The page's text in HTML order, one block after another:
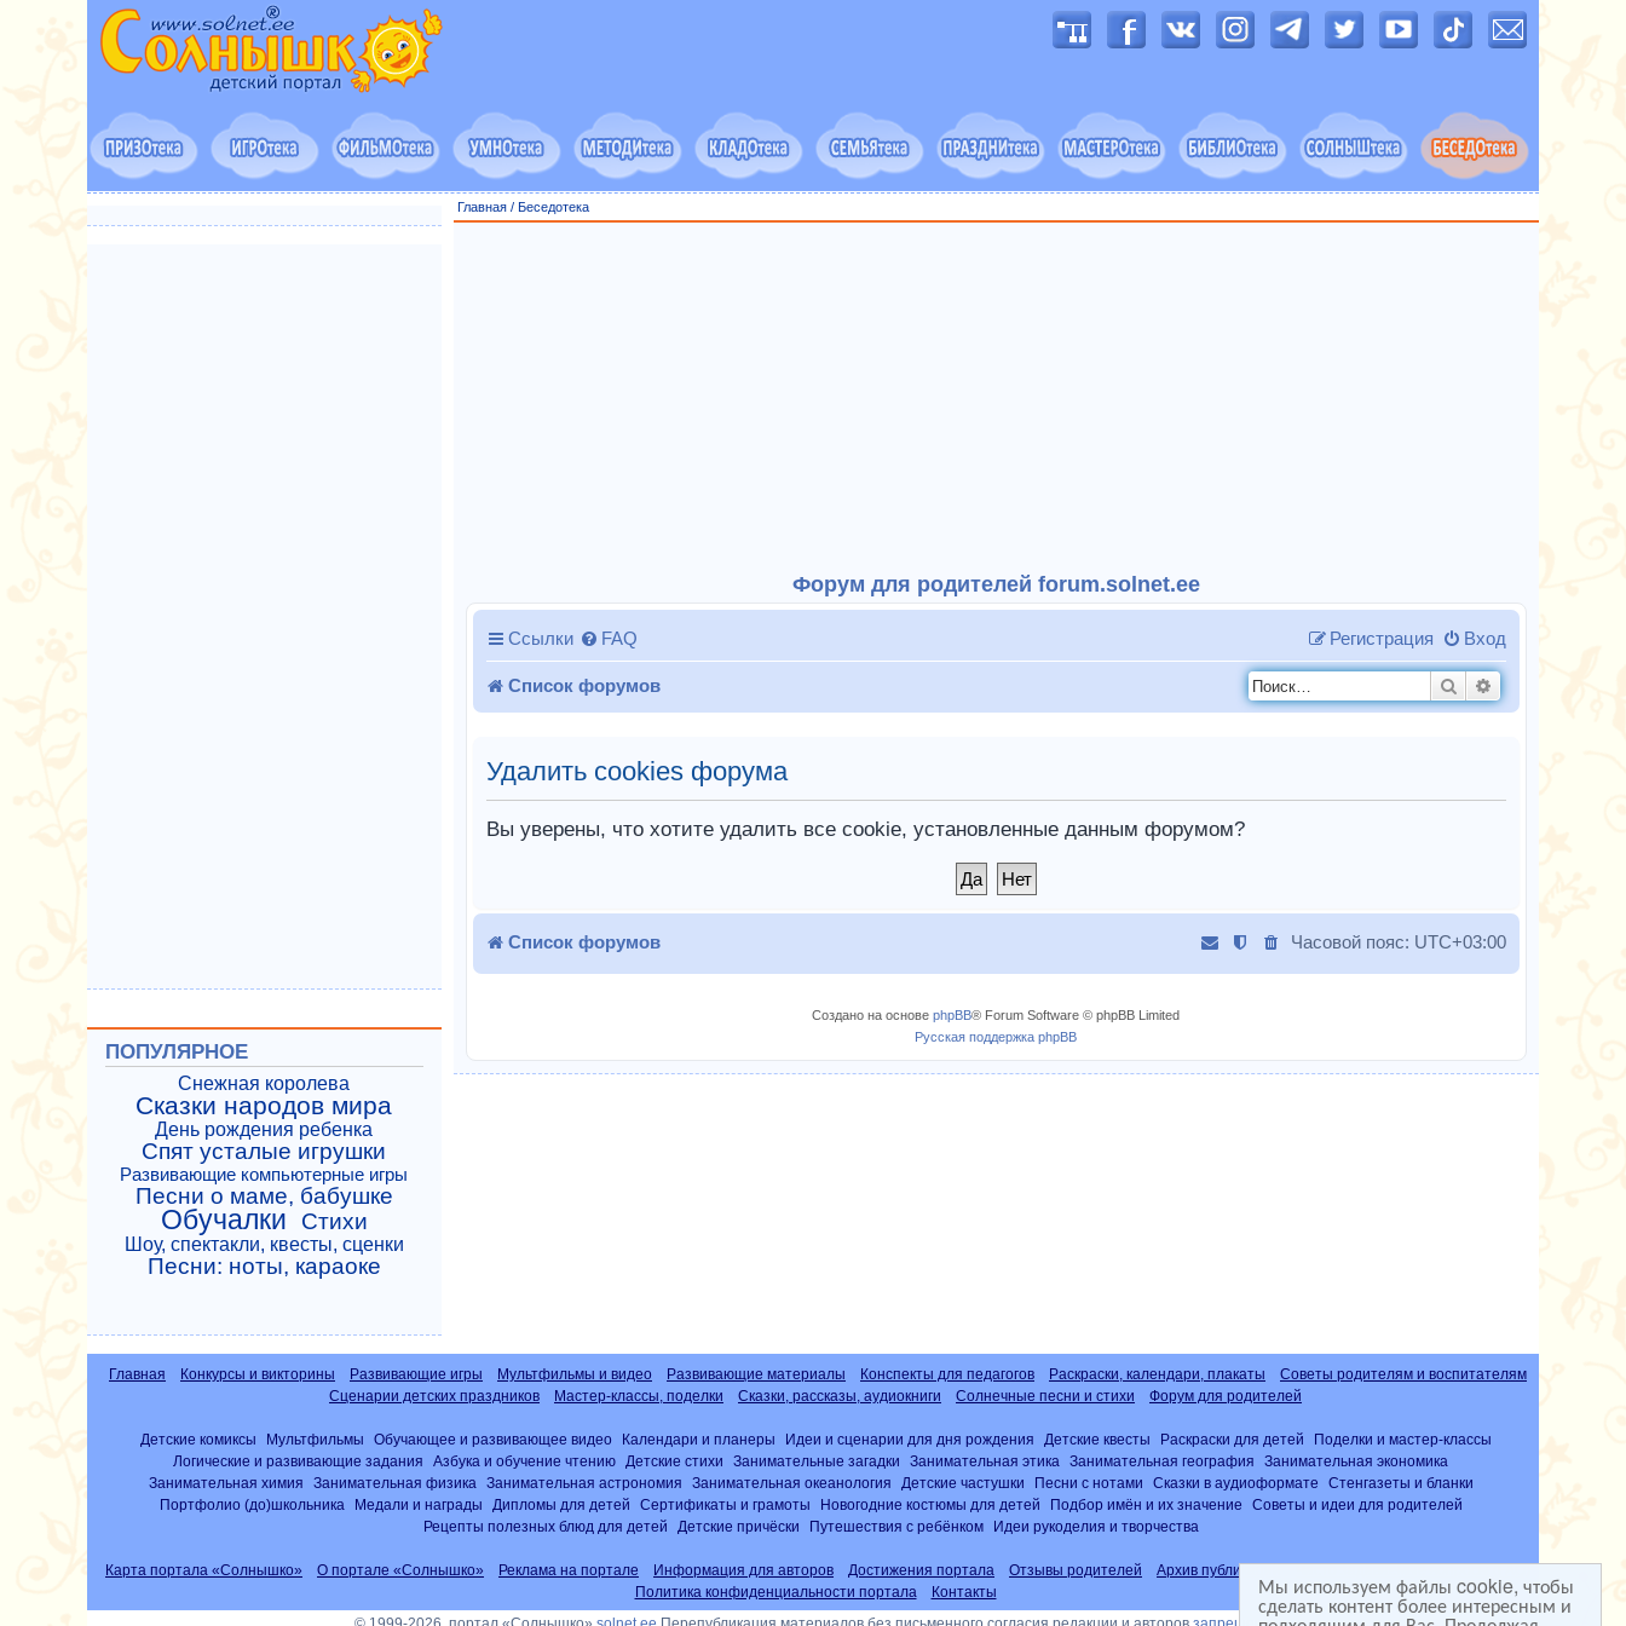
Мы используем файлы cookie, чтобы
сделать контент более интересным и
Главная/ Беседотека
Форум для родителей forum.solnet.ee
Ссылки FAQ Вход
Регистрация
Список форумов Поиск
Удалить cookies форума
Вы уверены, что хотите удалить все cookie, установленные данным форумом?
Список форумов Часовой пояс: UTC+03:00
Создано на основеphpBB® Forum Software © phpBB Limited
Русская поддержка phpBB
ПОПУЛЯРНОЕ
Снежная королева
Сказки народов мира
День рождения ребенка
Спят усталые игрушки
Развивающие компьютерные игры
Песни о маме, бабушке
Обучалки Стихи
Шоу, спектакли, квесты, сценки
Песни: ноты, караоке
Главная Конкурсы и викторины Развивающие игры Мультфильмы и видео Развивающие материалы Конспекты для педагогов Раскраски, календари, плакаты
Советы родителям и воспитателям
Сценарии детских праздников
Мастер-классы, поделки Сказки, рассказы, аудиокниги Солнечные песни и стихи Форум для родителей
Детские комиксы Мультфильмы Обучающее и развивающее видео Календари и планеры Идеи и сценарии для дня рождения Детские квесты Раскраски для детей
Поделки и мастер-классы
Логические и развивающие задания
Азбука и обучение чтению Детские стихи Занимательные загадки Занимательная этика Занимательная география
Занимательная экономика
Занимательная химия
Занимательная физика Занимательная астрономия Занимательная океанология Детские частушки Песни с нотами Сказки в аудиоформате
Стенгазеты и бланки
Портфолио (до)школьника
Медали и награды Дипломы для детей Сертификаты и грамоты Новогодние костюмы для детей Подбор имён и их значение
Советы и идеи для родителей
Рецепты полезных блюд для детей
Детские причёски Путешествия с ребёнком Идеи рукоделия и творчества
Карта портала «Солнышко» О портале «Солнышко» Реклама на портале Информация для авторов Достижения портала Отзывы родителей Архив публикаций
Политика конфиденциальности портала
Контакты